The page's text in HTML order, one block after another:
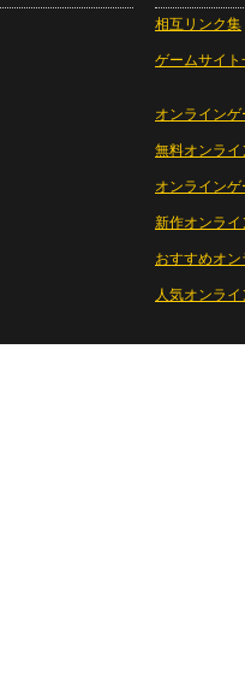
相互リンク集
ゲームサイト
オンラインゲ
無料オンライ
オンライン
新作オンライ
おすすめオ
人気オンラ